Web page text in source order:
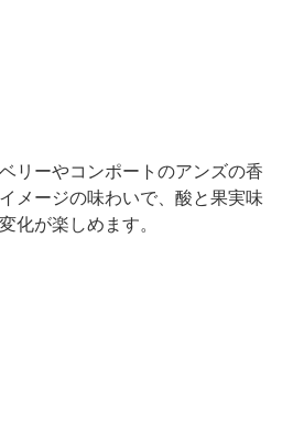
リーやコンポートのアンズの香
メージの味わいで、酸と果実味
化が楽しめます。